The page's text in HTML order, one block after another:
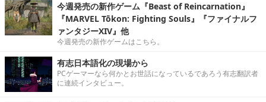
今週発売の新作ゲーム『Beast of Reincarnation』
『MARVEL Tōkon: Fighting Souls』『ファイナルフ
ァンタジーXIV』他
今週発売の新作ゲームはこちら。
有志日本語化の現場から
PCゲーマーなら何かとお世話になっているであろう有志翻訳者
に連続インタビュー。